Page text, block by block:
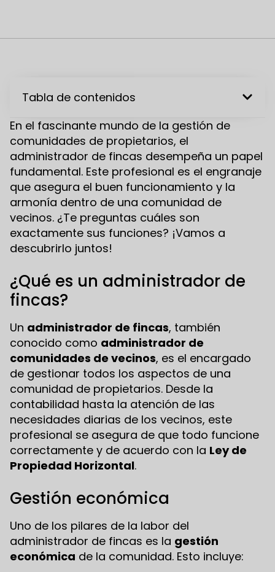
Tabla de contenidos
En el fascinante mundo de la gestión de
comunidades de propietarios, el
administrador de fincas desempeña un papel
fundamental. Este profesional es el engranaje
que asegura el buen funcionamiento y la
armonía dentro de una comunidad de
vecinos. ¿Te preguntas cuáles son
exactamente sus funciones? ¡Vamos a
descubrirlo juntos!
¿Qué es un administrador de
fincas?
Un administrador de fincas, también
conocido como administrador de
comunidades de vecinos, es el encargado
de gestionar todos los aspectos de una
comunidad de propietarios. Desde la
contabilidad hasta la atención de las
necesidades diarias de los vecinos, este
profesional se asegura de que todo funcione
correctamente y de acuerdo con la Ley de
Propiedad Horizontal.
Gestión económica
Uno de los pilares de la labor del
administrador de fincas es la gestión
económica de la comunidad. Esto incluye: